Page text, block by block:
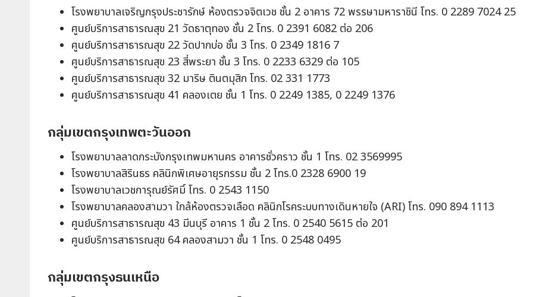
โรงพยาบาลเจริญกรุงประชารักษ์ ห้องตรวจจิตเวช ชั้น 2 อาคาร 72 พรรษามหาราชินี โทร. 0 2289 7024 25
ศูนย์บริการสาธารณสุข 21 วัดธาตุทอง ชั้น 2 โทร. 0 2391 6082 ต่อ 206
ศูนย์บริการสาธารณสุข 22 วัดปากบ่อ ชั้น 3 โทร. 0 2349 1816 7
ศูนย์บริการสาธารณสุข 23 สี่พระยา ชั้น 3 โทร. 0 2233 6329 ต่อ 105
ศูนย์บริการสาธารณสุข 32 มาริษ ตินตมุสิก โทร. 02 331 1773
ศูนย์บริการสาธารณสุข 41 คลองเตย ชั้น 1 โทร. 0 2249 1385, 0 2249 1376
กลุ่มเขตกรุงเทพตะวันออก
โรงพยาบาลลาดกระบังกรุงเทพมหานคร อาคารชั่วคราว ชั้น 1 โทร. 02 3569995
โรงพยาบาลสิรินธร คลินิกพิเศษอายุรกรรม ชั้น 2 โทร.0 2328 6900 19
โรงพยาบาลเวชการุณย์รัศมิ์ โทร. 0 2543 1150
โรงพยาบาลคลองสามวา ใกล้ห้องตรวจเลือด คลินิกโรคระบบทางเดินหายใจ (ARI) โทร. 090 894 1113
ศูนย์บริการสาธารณสุข 43 มีนบุรี อาคาร 1 ชั้น 2 โทร. 0 2540 5615 ต่อ 201
ศูนย์บริการสาธารณสุข 64 คลองสามวา ชั้น 1 โทร. 0 2548 0495
กลุ่มเขตกรุงธนเหนือ